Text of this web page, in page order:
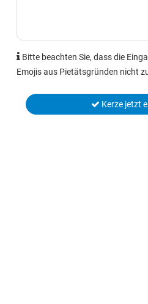
Bitte beachten Sie, dass die
Emojis aus Pietätsgründen nicht
Kerze jetzt